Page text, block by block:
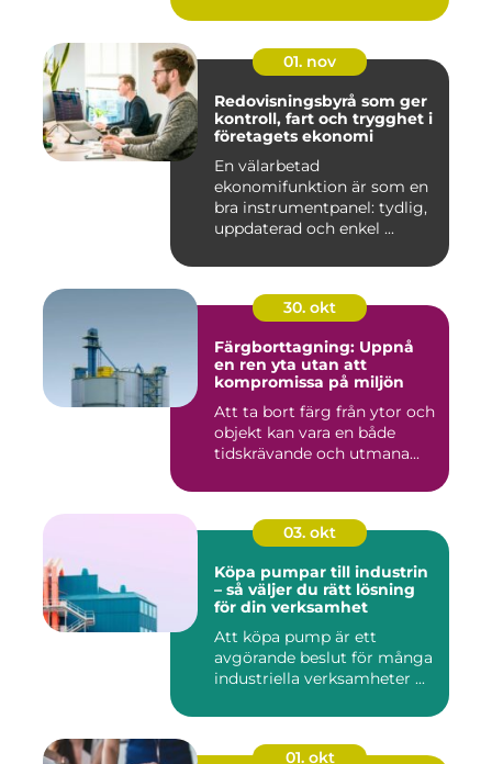
01. nov
Redovisningsbyrå som ger
kontroll, fart och trygghet i
företagets ekonomi
En välarbetad
ekonomifunktion är som en
bra instrumentpanel: tydlig,
uppdaterad och enkel ...
30. okt
Färgborttagning: Uppnå
en ren yta utan att
kompromissa på miljön
Att ta bort färg från ytor och
objekt kan vara en både
tidskrävande och utmana...
03. okt
Köpa pumpar till industrin
– så väljer du rätt lösning
för din verksamhet
Att köpa pump är ett
avgörande beslut för många
industriella verksamheter ...
01. okt